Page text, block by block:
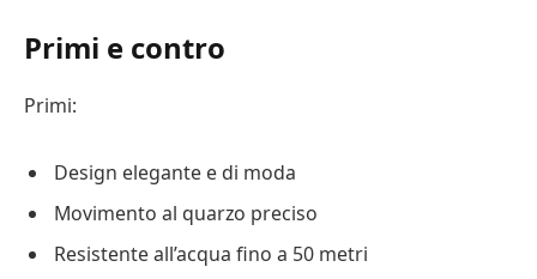
Primi e contro
Primi:
Design elegante e di moda
Movimento al quarzo preciso
Resistente all’acqua fino a 50 metri